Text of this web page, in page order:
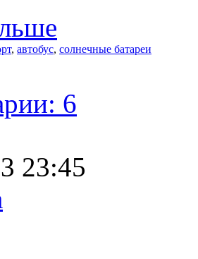
, автобус, солнечные батареи
6
23:45